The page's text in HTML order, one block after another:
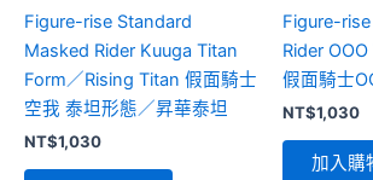
Figure-rise Standard
Masked Rider Kuuga Titan
Form／Rising Titan 假面騎士
空我 泰坦形態／昇華泰坦
NT$1,030
Figure-
Rider
假面騎士
NT$1,030
加入購